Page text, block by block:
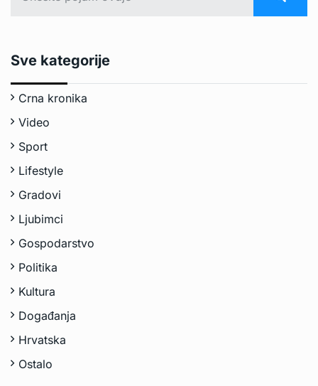
Sve kategorije
Crna kronika
Video
Sport
Lifestyle
Gradovi
Ljubimci
Gospodarstvo
Politika
Kultura
Događanja
Hrvatska
Ostalo